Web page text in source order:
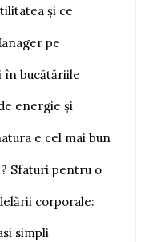
și ce
pe
în bucătăriile
energie și
e cel mai bun
Sfaturi pentru o
corporale:
simpli